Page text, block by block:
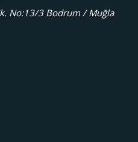
No:13/3 Bodrum / Muğla